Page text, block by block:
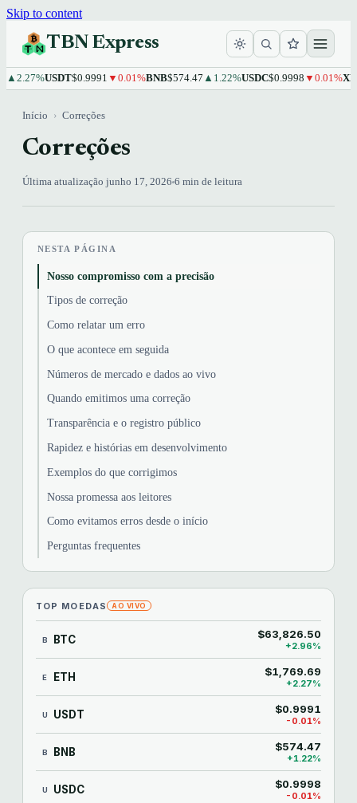
Skip to content
TBN Express
USDT$0.9991▼0.01%BNB$574.47▲1.22%USDC$0.9998▼0.01%XRP
Início › Correções
Correções
Última atualização junho 17, 2026 6 min de leitura
NESTA PÁGINA
Nosso compromisso com a precisão
Tipos de correção
Como relatar um erro
O que acontece em seguida
Números de mercado e dados ao vivo
Quando emitimos uma correção
Transparência e o registro público
Rapidez e histórias em desenvolvimento
Exemplos do que corrigimos
Nossa promessa aos leitores
Como evitamos erros desde o início
Perguntas frequentes
TOP MOEDAS AO VIVO
B BTC $63,826.50
+2.96%
E ETH $1,769.69
+2.27%
U USDT $0.9991
-0.01%
B BNB $574.47
+1.22%
U USDC $0.9998
-0.01%